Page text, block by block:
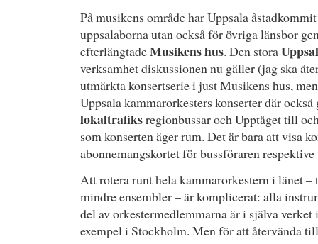
På musikens område har Uppsala
uppsalaborna utan också för övriga länsbor
efterlängtadeMusikens hus. Den stora
verksamhet diskussionen nu gäller (jag ska
utmärkta konsertserie i just Musikens hus,
Uppsala kammarorkesters konserter där
lokaltrafiksregionbussar och Upptåget till
som konserten äger rum. Det är bara att visa
abonnemangskortet för bussföraren respektive
Att rotera runt hela kammarorkestern i länet –
mindre ensembler – är komplicerat: alla
del av orkestermedlemmarna är i själva
exempel i Stockholm. Men för att återvända